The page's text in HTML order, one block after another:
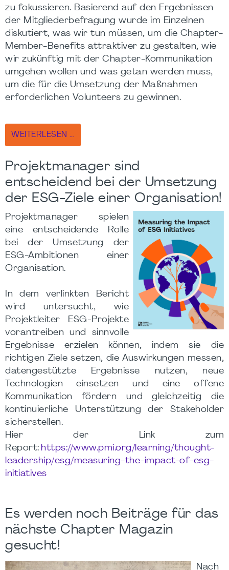
zu fokussieren. Basierend auf den Ergebnissen
der Mitgliederbefragung wurde im Einzelnen
diskutiert, was wir tun müssen, um die Chapter-
Member-Benefits attraktiver zu gestalten, wie
wir zukünftig mit der Chapter-Kommunikation
umgehen wollen und was getan werden muss,
um die für die Umsetzung der Maßnahmen
erforderlichen Volunteers zu gewinnen.
WEITERLESEN …
Projektmanager sind
entscheidend bei der Umsetzung
der ESG-Ziele einer Organisation!
Projektmanager spielen
eine entscheidende Rolle
bei der Umsetzung der
ESG-Ambitionen einer
Organisation.
In dem verlinkten Bericht
wird untersucht, wie
Projektleiter ESG-Projekte
vorantreiben und sinnvolle
Ergebnisse erzielen können, indem sie die
richtigen Ziele setzen, die Auswirkungen messen,
datengestützte Ergebnisse nutzen, neue
Technologien einsetzen und eine offene
Kommunikation fördern und gleichzeitig die
kontinuierliche Unterstützung der Stakeholder
sicherstellen.
Hier der Link zum
Report: https://www.pmi.org/learning/thought-
leadership/esg/measuring-the-impact-of-esg-
initiatives
Es werden noch Beiträge für das
nächste Chapter Magazin
gesucht!
Nach